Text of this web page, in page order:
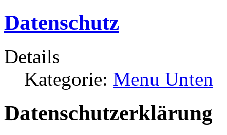
Datenschutz
Details
Kategorie: Menu Unten
Datenschutzerklärung